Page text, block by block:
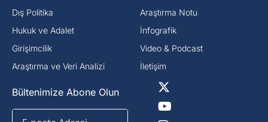
Dış Politika
⁠Hukuk ve Adalet
Girişimcilik
Araştırma ve Veri Analizi
Araştırma Notu
İnfografik
Video & Podcast
İletişim
Bültenimize Abone Olun